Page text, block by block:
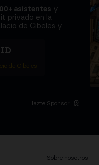
asistentes y
privado en la
de Cibeles y
de Cibeles
Hazte Sponsor
Sobre nosotros